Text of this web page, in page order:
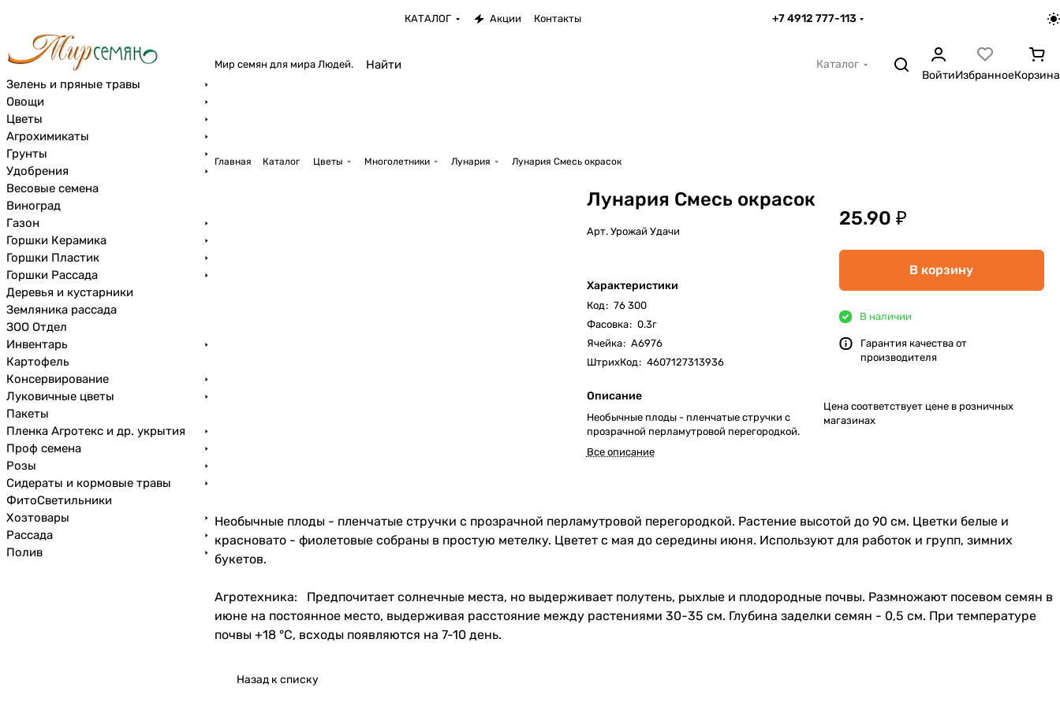
КАТАЛОГ Акции Контакты +7 4912 777-113
Мир семян для мира Людей.
Каталог
ВойтиИзбранноеКорзина
Главная Каталог Цветы Многолетники Лунария Лунария Смесь окрасок
Лунария Смесь окрасок
Арт. Урожай Удачи
Характеристики
Код: 76 300
Фасовка: 0.3г
Ячейка: А6976
ШтрихКод: 4607127313936
Описание
Необычные плоды - пленчатые стручки с
прозрачной перламутровой перегородкой.
Все описание
25.90 ₽
В корзину
В наличии
Гарантия качества от
производителя
Цена соответствует цене в розничных
магазинах
Необычные плоды - пленчатые стручки с прозрачной перламутровой перегородкой. Растение высотой до 90 см. Цветки белые и
красновато - фиолетовые собраны в простую метелку. Цветет с мая до середины июня. Используют для работок и групп, зимних
букетов.
Агротехника: Предпочитает солнечные места, но выдерживает полутень, рыхлые и плодородные почвы. Размножают посевом семян в
июне на постоянное место, выдерживая расстояние между растениями 30-35 см. Глубина заделки семян - 0,5 см. При температуре
почвы +18 °С, всходы появляются на 7-10 день.
Назад к списку
Зелень и пряные травы
Овощи
Цветы
Агрохимикаты
Грунты
Удобрения
Весовые семена
Виноград
Газон
Горшки Керамика
Горшки Пластик
Горшки Рассада
Деревья и кустарники
Земляника рассада
ЗОО Отдел
Инвентарь
Картофель
Консервирование
Луковичные цветы
Пакеты
Пленка Агротекс и др. укрытия
Проф семена
Розы
Сидераты и кормовые травы
ФитоСветильники
Хозтовары
Рассада
Полив